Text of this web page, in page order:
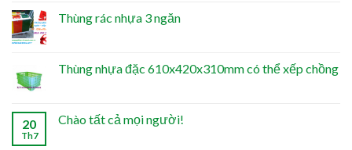
Thùng rác nhựa 3 ngăn
Thùng nhựa đặc 610x420x310mm có thể xếp chồng
20
Th7
Chào tất cả mọi người!